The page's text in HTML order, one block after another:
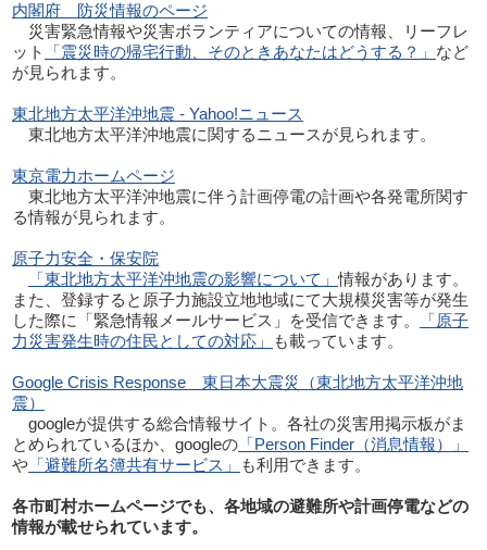
内閣府 防災情報のページ
災害緊急情報や災害ボランティアについての情報、リーフレ
ット
「震災時の帰宅行動、そのときあなたはどうする？」 など
が見られます。
東北地方太平洋沖地震 - Yahoo!ニュース
東北地方太平洋沖地震に関するニュースが見られます。
東京電力ホームページ
東北地方太平洋沖地震に伴う計画停電の計画や各発電所関す
る情報が見られます。
原子力安全・保安院
「東北地方太平洋沖地震の影響について」情報があります。
また、登録すると原子力施設立地地域にて大規模災害等が発生
した際に「緊急情報メールサービス」を受信できます。
「原子
力災害発生時の住民としての対応」
も載っています。
Google Crisis Response 東日本大震災（東北地方太平洋沖地
震）
googleが提供する総合情報サイト。各社の災害用掲示板がま
とめられているほか、googleの 「Person Finder（消息情報）」
や 「避難所名簿共有サービス」 も利用できます。
各市町村ホームページでも、各地域の避難所や計画停電などの
情報が載せられています。